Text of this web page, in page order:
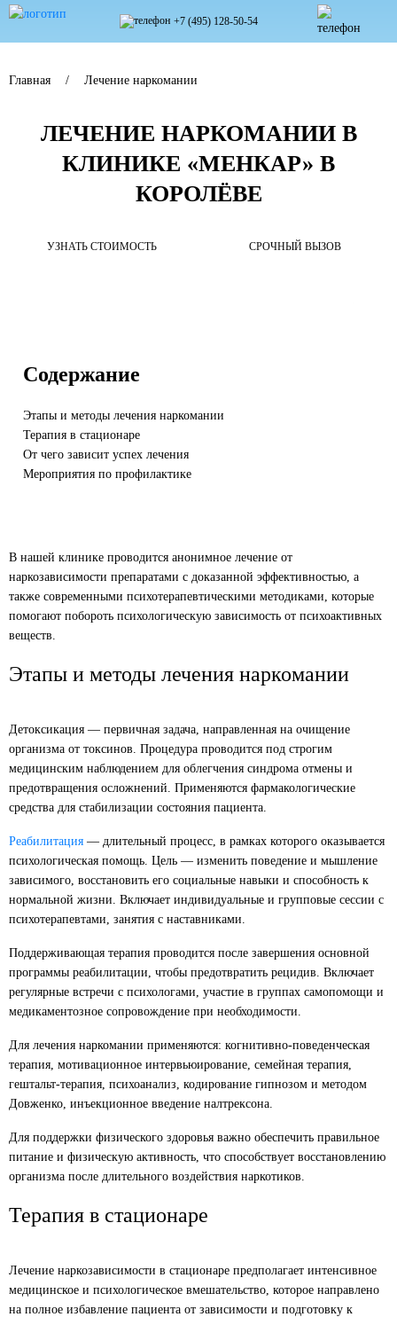
+7 (495) 128-50-54
Главная Лечение наркомании
ЛЕЧЕНИЕ НАРКОМАНИИ В
КЛИНИКЕ «МЕНКАР» В
КОРОЛЁВЕ
УЗНАТЬ СТОИМОСТЬ СРОЧНЫЙ ВЫЗОВ
Содержание
Этапы и методы лечения наркомании
Терапия в стационаре
От чего зависит успех лечения
Мероприятия по профилактике
В нашей клинике проводится анонимное лечение от
наркозависимости препаратами с доказанной эффективностью, а
также современными психотерапевтическими методиками, которые
помогают побороть психологическую зависимость от психоактивных
веществ.
Этапы и методы лечения наркомании
Детоксикация — первичная задача, направленная на очищение
организма от токсинов. Процедура проводится под строгим
медицинским наблюдением для облегчения синдрома отмены и
предотвращения осложнений. Применяются фармакологические
средства для стабилизации состояния пациента.
Реабилитация — длительный процесс, в рамках которого оказывается
психологическая помощь. Цель — изменить поведение и мышление
зависимого, восстановить его социальные навыки и способность к
нормальной жизни. Включает индивидуальные и групповые сессии с
психотерапевтами, занятия с наставниками.
Поддерживающая терапия проводится после завершения основной
программы реабилитации, чтобы предотвратить рецидив. Включает
регулярные встречи с психологами, участие в группах самопомощи и
медикаментозное сопровождение при необходимости.
Для лечения наркомании применяются: когнитивно-поведенческая
терапия, мотивационное интервьюирование, семейная терапия,
гештальт-терапия, психоанализ, кодирование гипнозом и методом
Довженко, инъекционное введение налтрексона.
Для поддержки физического здоровья важно обеспечить правильное
питание и физическую активность, что способствует восстановлению
организма после длительного воздействия наркотиков.
Терапия в стационаре
Лечение наркозависимости в стационаре предполагает интенсивное
медицинское и психологическое вмешательство, которое направлено
на полное избавление пациента от зависимости и подготовку к